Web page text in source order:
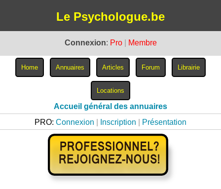
Le Psychologue.be
Connexion: Pro Membre
Accueil général des annuaires
PRO: Connexion Inscription Présentation